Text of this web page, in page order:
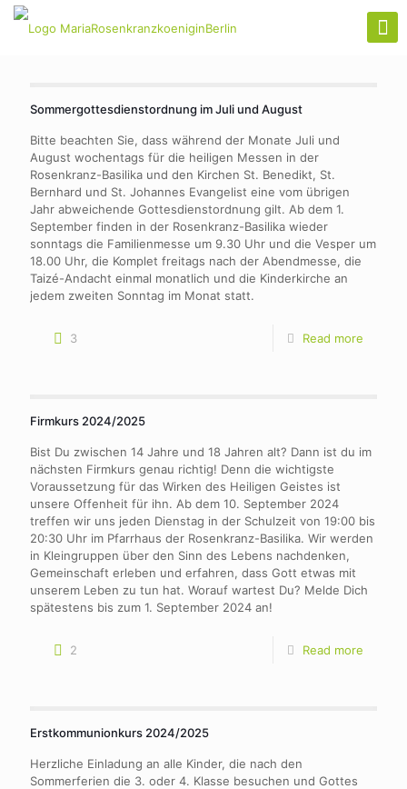
Sommergottesdienstordnung im Juli und August
Bitte beachten Sie, dass während der Monate Juli und
August wochentags für die heiligen Messen in der
Rosenkranz-Basilika und den Kirchen St. Benedikt, St.
Bernhard und St. Johannes Evangelist eine vom übrigen
Jahr abweichende Gottesdienstordnung gilt. Ab dem 1.
September finden in der Rosenkranz-Basilika wieder
sonntags die Familienmesse um 9.30 Uhr und die Vesper um
18.00 Uhr, die Komplet freitags nach der Abendmesse, die
Taizé-Andacht einmal monatlich und die Kinderkirche an
jedem zweiten Sonntag im Monat statt.
3 Read more
Firmkurs 2024/2025
Bist Du zwischen 14 Jahre und 18 Jahren alt? Dann ist du im
nächsten Firmkurs genau richtig! Denn die wichtigste
Voraussetzung für das Wirken des Heiligen Geistes ist
unsere Offenheit für ihn. Ab dem 10. September 2024
treffen wir uns jeden Dienstag in der Schulzeit von 19:00 bis
20:30 Uhr im Pfarrhaus der Rosenkranz-Basilika. Wir werden
in Kleingruppen über den Sinn des Lebens nachdenken,
Gemeinschaft erleben und erfahren, dass Gott etwas mit
unserem Leben zu tun hat. Worauf wartest Du? Melde Dich
spätestens bis zum 1. September 2024 an!
2 Read more
Erstkommunionkurs 2024/2025
Herzliche Einladung an alle Kinder, die nach den
Sommerferien die 3. oder 4. Klasse besuchen und Gottes